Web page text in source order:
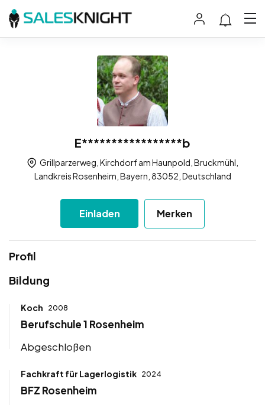
E*****************b
Grillparzerweg, Kirchdorf am Haunpold, Bruckmühl,
Landkreis Rosenheim, Bayern, 83052, Deutschland
Einladen Merken
Profil
Bildung
Koch 2008
Berufschule 1 Rosenheim
Abgeschloßen
Fachkraft für Lagerlogistik 2024
BFZ Rosenheim